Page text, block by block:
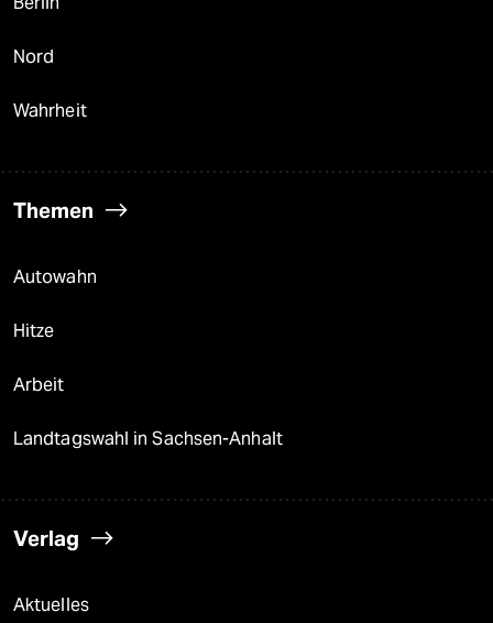
Nord
Wahrheit
Themen
Autowahn
Hitze
Arbeit
Landtagswahl in Sachsen-Anhalt
Verlag
Aktuelles